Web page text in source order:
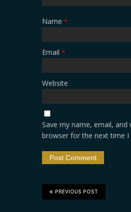
Name *
Email *
Website
Save my name, email, and
browser for the next time I
PREVIOUS POST